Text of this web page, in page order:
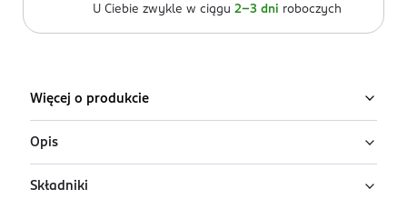
U Ciebie zwykle w ciągu 2-3 dni roboczych
Więcej o produkcie
Opis
Woda toaletowa dla mężczyzn BMW M
Składniki